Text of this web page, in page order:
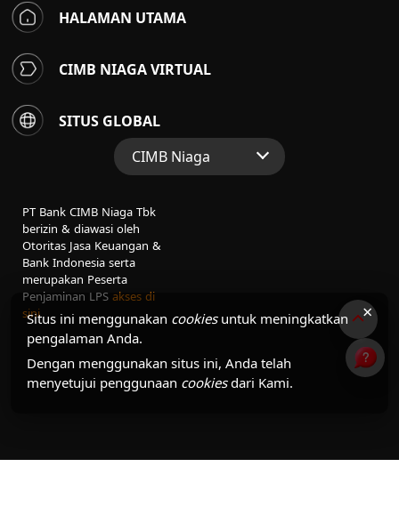
×
Situs ini menggunakan cookiesuntuk meningkatkan
pengalaman Anda.
Dengan menggunakan situs ini, Anda telah
menyetujui penggunaan cookiesdari Kami.
HALAMAN UTAMA
CIMB NIAGA VIRTUAL
SITUS GLOBAL
CIMB Niaga
Perbankan Konsumen
Perbankan Syariah
PT Bank CIMB Niaga Tbk
berizin & diawasi oleh
Otoritas Jasa Keuangan &
Bank Indonesia serta
merupakan Peserta
Penjaminan LPS akses di
sini